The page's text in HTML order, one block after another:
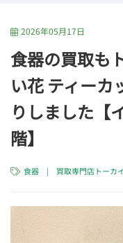
2026年05月17日
食器の買取も
い花 ティーカ
りしました【
階】
食器 | 買取専門店トーカ